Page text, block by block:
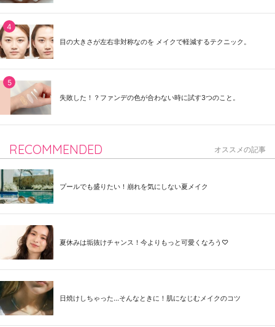
目の大きさが左右非対称なのを メイクで軽減するテクニック。
失敗した！？ファンデの色が合わない時に試す3つのこと。
RECOMMENDED オススメの記事
プールでも盛りたい！崩れを気にしない夏メイク
夏休みは垢抜けチャンス！今よりもっと可愛くなろう♡
日焼けしちゃった...そんなときに！肌になじむメイクのコツ